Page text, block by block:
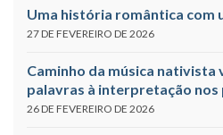
Uma história romântica com
27 DE FEVEREIRO DE 2026
Caminho da música nativista
palavras à interpretação nos
26 DE FEVEREIRO DE 2026